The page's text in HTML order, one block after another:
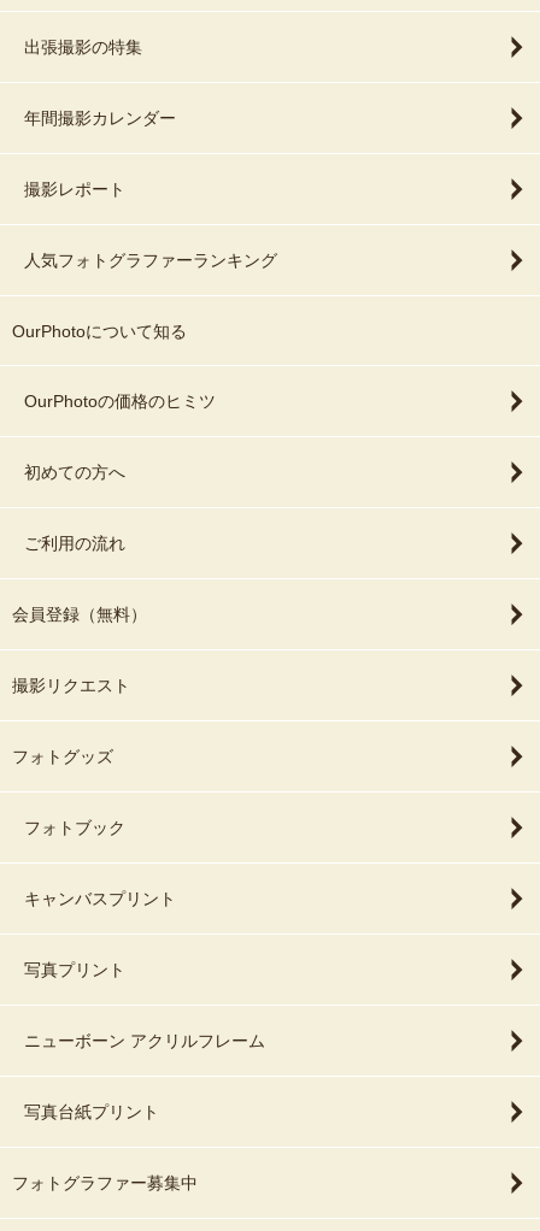
出張撮影の特集
年間撮影カレンダー
撮影レポート
人気フォトグラファーランキング
OurPhotoについて知る
OurPhotoの価格のヒミツ
初めての方へ
ご利用の流れ
会員登録（無料）
撮影リクエスト
フォトグッズ
フォトブック
キャンバスプリント
写真プリント
ニューボーン アクリルフレーム
写真台紙プリント
フォトグラファー募集中